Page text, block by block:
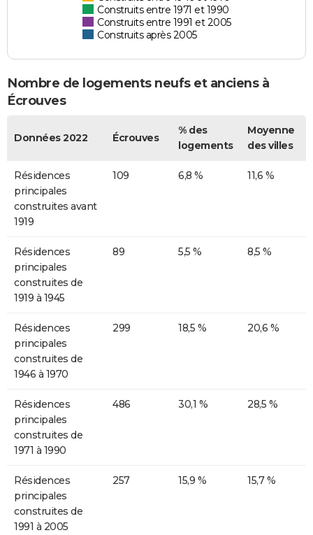
Construits entre 1971 et 1990
Construits entre 1991 et 2005
Construits après 2005
Nombre de logements neufs et anciens à
Écrouves
Données 2022 Écrouves
% des
logements
Moyenne
des villes
Résidences
principales
construites avant
1919
109 6,8 % 11,6 %
Résidences
principales
construites de
1919 à 1945
89 5,5 % 8,5 %
Résidences
principales
construites de
1946 à 1970
299 18,5 % 20,6 %
Résidences
principales
construites de
1971 à 1990
486 30,1 % 28,5 %
Résidences
principales
construites de
1991 à 2005
257 15,9 % 15,7 %